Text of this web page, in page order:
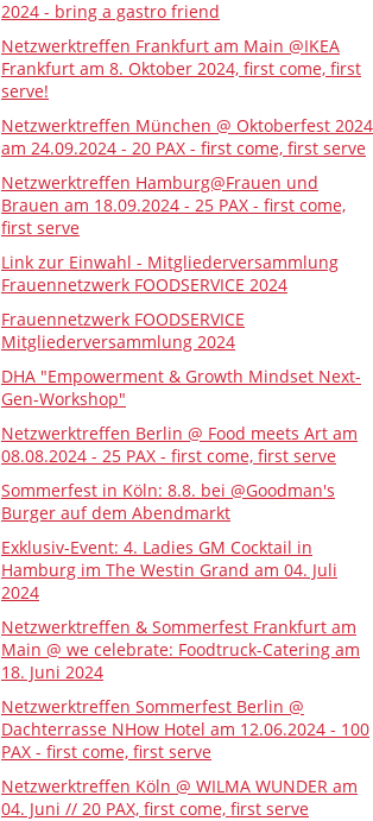
2024 - bring a gastro friend
Netzwerktreffen Frankfurt am Main @IKEA
Frankfurt am 8. Oktober 2024, first come, first
serve!
Netzwerktreffen München @ Oktoberfest 2024
am 24.09.2024 - 20 PAX - first come, first serve
Netzwerktreffen Hamburg@Frauen und
Brauen am 18.09.2024 - 25 PAX - first come,
first serve
Link zur Einwahl - Mitgliederversammlung
Frauennetzwerk FOODSERVICE 2024
Frauennetzwerk FOODSERVICE
Mitgliederversammlung 2024
DHA "Empowerment & Growth Mindset Next-
Gen-Workshop"
Netzwerktreffen Berlin @ Food meets Art am
08.08.2024 - 25 PAX - first come, first serve
Sommerfest in Köln: 8.8. bei @Goodman's
Burger auf dem Abendmarkt
Exklusiv-Event: 4. Ladies GM Cocktail in
Hamburg im The Westin Grand am 04. Juli
2024
Netzwerktreffen & Sommerfest Frankfurt am
Main @ we celebrate: Foodtruck-Catering am
18. Juni 2024
Netzwerktreffen Sommerfest Berlin @
Dachterrasse NHow Hotel am 12.06.2024 - 100
PAX - first come, first serve
Netzwerktreffen Köln @ WILMA WUNDER am
04. Juni // 20 PAX, first come, first serve